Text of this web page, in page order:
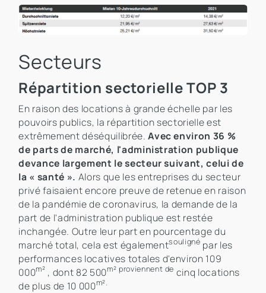
Secteurs
Répartition sectorielle TOP 3
En raison des locations à grande échelle par les
pouvoirs publics, la répartition sectorielle est
extrêmement déséquilibrée.Avec environ 36 %
de parts de marché, l'administration publique
devance largement le secteur suivant, celui de
la « santé ». Alors que les entreprises du secteur
privé faisaient encore preuve de retenue en raison
de la pandémie de coronavirus, la demande de la
part de l'administration publique est restée
inchangée. Outre leur part en pourcentage du
marché total, cela est égalementsouligné par les
performances locatives totales d'environ 109
000m² , dont 82 500m² proviennent de cinq locations
de plus de 10 000m².